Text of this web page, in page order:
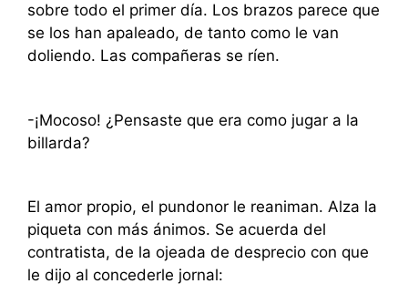
sobre todo el primer día. Los brazos parece que
se los han apaleado, de tanto como le van
doliendo. Las compañeras se ríen.
-¡Mocoso! ¿Pensaste que era como jugar a la
billarda?
El amor propio, el pundonor le reaniman. Alza la
piqueta con más ánimos. Se acuerda del
contratista, de la ojeada de desprecio con que
le dijo al concederle jornal: